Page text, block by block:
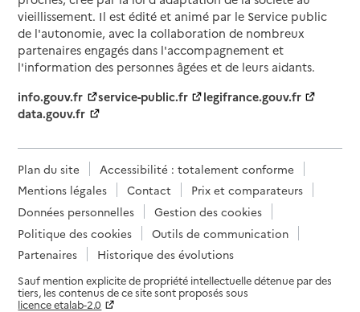
vieillissement. Il est édité et animé par le Service public
de l'autonomie, avec la collaboration de nombreux
partenaires engagés dans l'accompagnement et
l'information des personnes âgées et de leurs aidants.
info.gouv.fr
service-public.fr
legifrance.gouv.fr
data.gouv.fr
Plan du site
Accessibilité : totalement conforme
Mentions légales
Contact
Prix et comparateurs
Données personnelles
Gestion des cookies
Politique des cookies
Outils de communication
Partenaires
Historique des évolutions
Sauf mention explicite de propriété intellectuelle détenue par des
tiers, les contenus de ce site sont proposés sous
licence etalab-2.0